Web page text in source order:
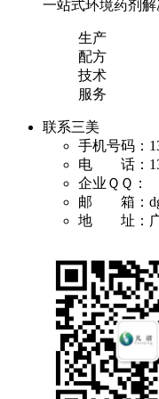
一站式环境药剂
生产
配方
技术
服务
联系三美
手机号码：
电 话：
企业ＱＱ：
邮 箱：
地 址：广